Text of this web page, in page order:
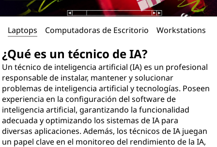
Laptops Computadoras de Escritorio Workstations
¿Qué es un técnico de IA?
Un técnico de inteligencia artificial (IA) es un profesional
responsable de instalar, mantener y solucionar
problemas de inteligencia artificial y tecnologías. Poseen
experiencia en la configuración del software de
inteligencia artificial, garantizando la funcionalidad
adecuada y optimizando los sistemas de IA para
diversas aplicaciones. Además, los técnicos de IA juegan
un papel clave en el monitoreo del rendimiento de la IA,